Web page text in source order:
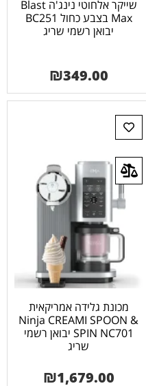
שייקר אלחוטי נינג'ה Blast
Max בצבע כחול BC251
יבואן רשמי שריג
₪349.00
מכונת גלידה אמריקאית
Ninja CREAMI SPOON &
SPIN NC701 יבואן רשמי
שריג
₪1,679.00